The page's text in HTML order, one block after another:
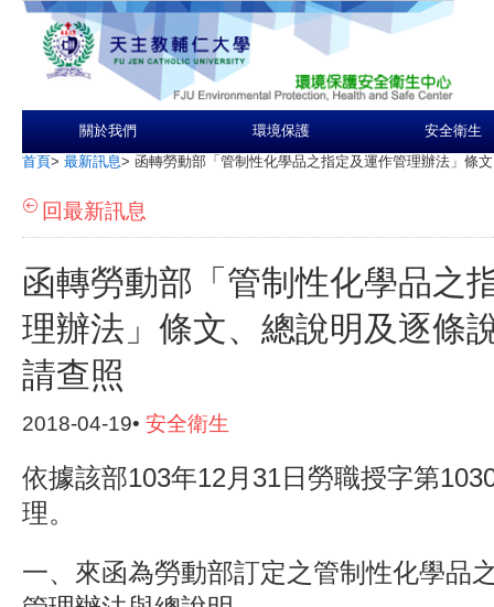
關於我們 環境保護 安全衛生
首頁> 最新訊息> 函轉勞動部「管制性化學品之指定及運作管理辦法」條
回最新訊息
函轉勞動部「管制性化學品之
理辦法」條文、總說明及逐條
請查照
2018-04-19• 安全衛生
依據該部103年12月31日勞職授字第
理。
一、來函為勞動部訂定之管制性化學品